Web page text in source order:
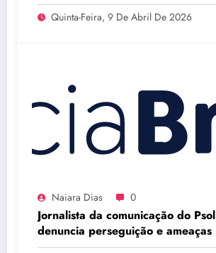
Quinta-Feira, 9 De Abril De 2026
Naiara Dias 0
Jornalista da comunicação do Psol
denuncia perseguição e ameaças